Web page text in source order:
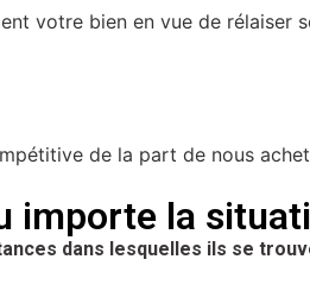
importe la
dans lesquelles ils se